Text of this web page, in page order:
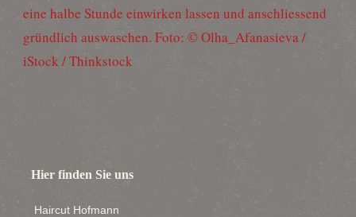
eine halbe Stunde einwirken lassen und anschliessend
gründlich auswaschen. Foto: © Olha_Afanasieva /
iStock / Thinkstock
Hier finden Sie uns
Haircut Hofmann